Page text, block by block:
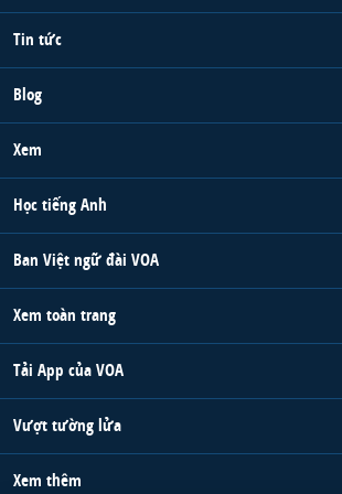
Tin tức
Blog
Xem
Học tiếng Anh
Ban Việt ngữ đài VOA
Xem toàn trang
Tải App của VOA
Vượt tường lửa
Xem thêm